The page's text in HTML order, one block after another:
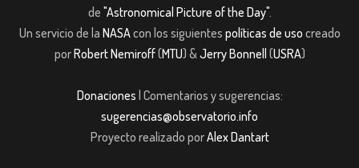
de "Astronomical Picture of the Day".
Un servicio de la NASAcon los siguientes políticas de uso creado
porRobert Nemiroff(MTU) &Jerry Bonnell (USRA)
Donaciones | Comentarios y sugerencias:
sugerencias@observatorio.info
Proyecto realizado porAlex Dantart